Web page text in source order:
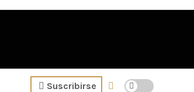
Suscribirse